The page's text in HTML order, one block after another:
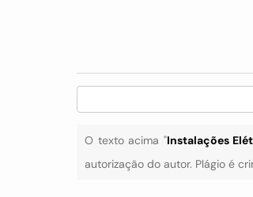
O texto acima "Instalações
autorização do autor. Plágio é